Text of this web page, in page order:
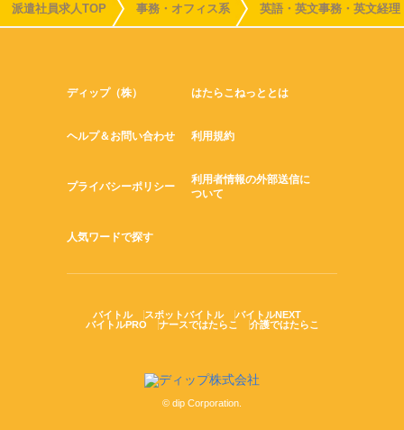
派遣社員求人TOP 事務・オフィス系 英語・英文事務・英文経理
ディップ（株） はたらこねっととは
ヘルプ＆お問い合わせ 利用規約
プライバシーポリシー
利用者情報の外部送信に
ついて
人気ワードで探す
バイトル スポットバイトル
バイトルNEXT
バイトルPRO
ナースではたらこ 介護ではたらこ
© dip Corporation.